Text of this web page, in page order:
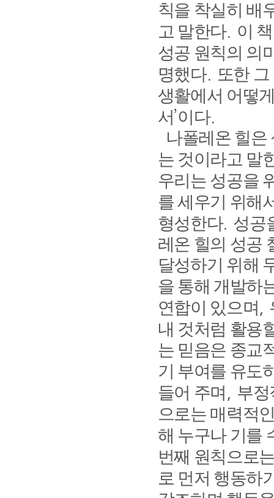
칙을 착실히 배
고 말한다. 이
성공 원칙의 의
명했다.
또한
생활에서 어떻
서’이다.
나폴레온 힐은
는 것이라고 말
우리는 성공을
를 세우기 위해
형성한다. 성공
레온 힐의 성공
달성하기 위해
을 통해 개발하
연합이 있으며
내 것처럼 활용
는 믿음은 종교
기 부여를 유도
들어 주며
부정
으로는 매력적
해 누구나 기를
번째 원칙으로
로 먼저 행동하